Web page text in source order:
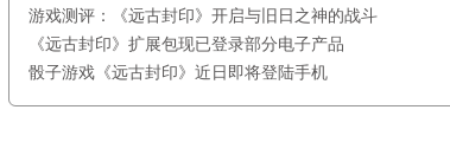
游戏测评：《远古封印》开启与旧日之神的战斗
《远古封印》扩展包现已登录部分电子产品
骰子游戏《远古封印》近日即将登陆手机